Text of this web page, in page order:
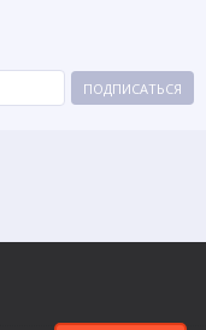
ПОДПИСАТЬСЯ